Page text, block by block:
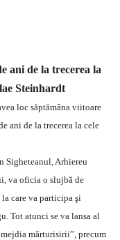
ani de la trecerea la
Steinhardt
loc săptămâna viitoare
ani de la trecerea la cele
Sigheteanul, Arhiereu
va oficia o slujbă de
care va participa şi
Tot atunci se va lansa al
mărturisirii”, precum